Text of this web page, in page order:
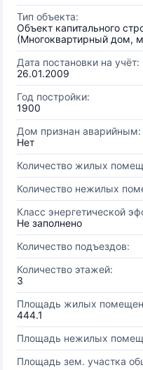
Тип объекта:
Объект капитального
(Многоквартирный дом,
Дата постановки на учёт:
26.01.2009
Год постройки:
1900
Дом признан аварийным:
Нет
Количество жилых
Количество нежилых
Класс энергетической
Не заполнено
Количество подъездов:
Количество этажей:
3
Площадь жилых
444.1
Площадь нежилых
Площадь зем. участка